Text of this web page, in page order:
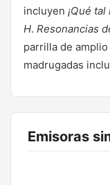
incluyen ¡Qué tal
H. Resonancias
parrilla de
madrugadas
Emisoras